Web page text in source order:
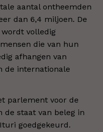
aantal ontheemden
dan 6,4 miljoen. De
volledig
die van hun
afhangen van
de internationale
parlement voor de
de staat van beleg in
goedgekeurd.